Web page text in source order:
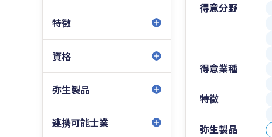
特徴
資格
弥生製品
連携可能士業
得意分野
得意業種
特徴
弥生製品